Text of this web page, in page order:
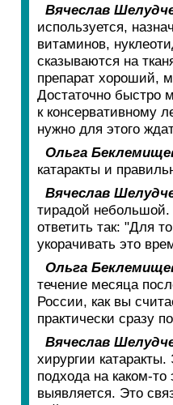
Вячеслав
используется,
витаминов,
сказываются на
препарат хороший,
Достаточно быстро
к консервативному
нужно для этого
Ольга
катаракты и
Вячеслав
тирадой
ответить так: "Для
укорачивать это
Ольга
течение месяца
России, как вы
практически сразу
Вячеслав
хирургии
подхода на каком-то
выявляется. Это